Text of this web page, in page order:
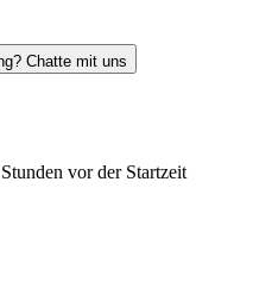
Chatte mit uns
vor der Startzeit